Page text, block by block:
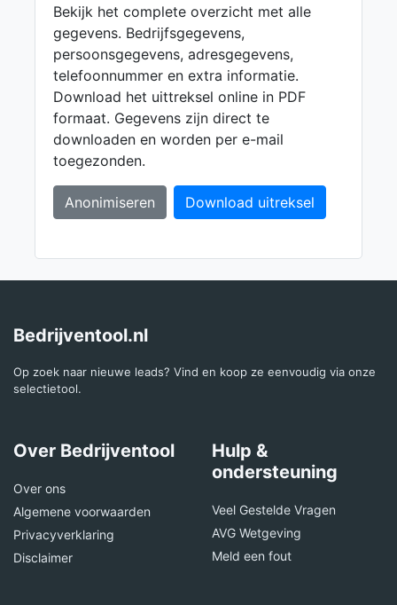
Bekijk het complete overzicht met alle
gegevens. Bedrijfsgegevens,
persoonsgegevens, adresgegevens,
telefoonnummer en extra informatie.
Download het uittreksel online in PDF
formaat. Gegevens zijn direct te
downloaden en worden per e-mail
toegezonden.
Anonimiseren Download uitreksel
Bedrijventool.nl
Op zoek naar nieuwe leads? Vind en koop ze eenvoudig via onze
selectietool.
Over Bedrijventool
Over ons
Algemene voorwaarden
Privacyverklaring
Disclaimer
Hulp &
ondersteuning
Veel Gestelde Vragen
AVG Wetgeving
Meld een fout